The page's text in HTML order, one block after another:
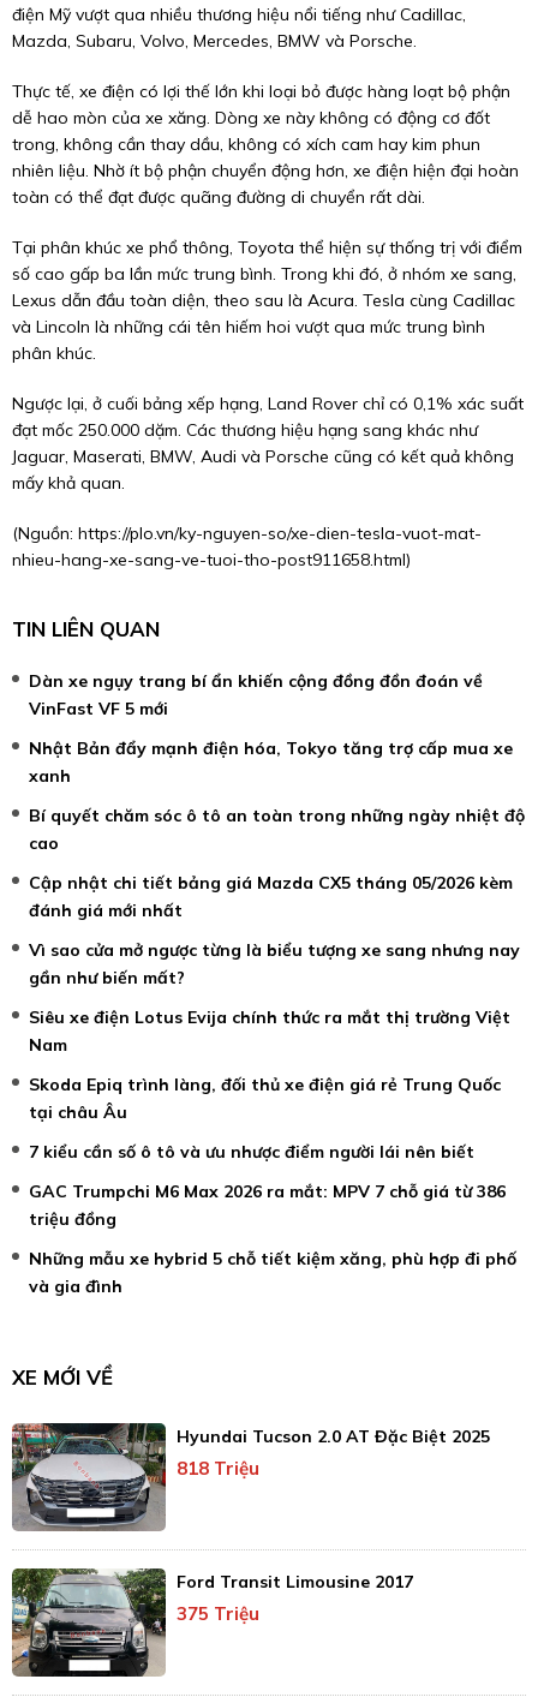
điện Mỹ vượt qua nhiều thương hiệu nổi tiếng như Cadillac,
Mazda, Subaru, Volvo, Mercedes, BMW và Porsche.
Thực tế, xe điện có lợi thế lớn khi loại bỏ được hàng loạt bộ phận
dễ hao mòn của xe xăng. Dòng xe này không có động cơ đốt
trong, không cần thay dầu, không có xích cam hay kim phun
nhiên liệu. Nhờ ít bộ phận chuyển động hơn, xe điện hiện đại hoàn
toàn có thể đạt được quãng đường di chuyển rất dài.
Tại phân khúc xe phổ thông, Toyota thể hiện sự thống trị với điểm
số cao gấp ba lần mức trung bình. Trong khi đó, ở nhóm xe sang,
Lexus dẫn đầu toàn diện, theo sau là Acura. Tesla cùng Cadillac
và Lincoln là những cái tên hiếm hoi vượt qua mức trung bình
phân khúc.
Ngược lại, ở cuối bảng xếp hạng, Land Rover chỉ có 0,1% xác suất
đạt mốc 250.000 dặm. Các thương hiệu hạng sang khác như
Jaguar, Maserati, BMW, Audi và Porsche cũng có kết quả không
mấy khả quan.
(Nguồn: https://plo.vn/ky-nguyen-so/xe-dien-tesla-vuot-mat-
nhieu-hang-xe-sang-ve-tuoi-tho-post911658.html)
TIN LIÊN QUAN
Dàn xe ngụy trang bí ẩn khiến cộng đồng đồn đoán về
VinFast VF 5 mới
Nhật Bản đẩy mạnh điện hóa, Tokyo tăng trợ cấp mua xe
xanh
Bí quyết chăm sóc ô tô an toàn trong những ngày nhiệt độ
cao
Cập nhật chi tiết bảng giá Mazda CX5 tháng 05/2026 kèm
đánh giá mới nhất
Vì sao cửa mở ngược từng là biểu tượng xe sang nhưng nay
gần như biến mất?
Siêu xe điện Lotus Evija chính thức ra mắt thị trường Việt
Nam
Skoda Epiq trình làng, đối thủ xe điện giá rẻ Trung Quốc
tại châu Âu
7 kiểu cần số ô tô và ưu nhược điểm người lái nên biết
GAC Trumpchi M6 Max 2026 ra mắt: MPV 7 chỗ giá từ 386
triệu đồng
Những mẫu xe hybrid 5 chỗ tiết kiệm xăng, phù hợp đi phố
và gia đình
XE MỚI VỀ
Hyundai Tucson 2.0 AT Đặc Biệt 2025
818 Triệu
Ford Transit Limousine 2017
375 Triệu